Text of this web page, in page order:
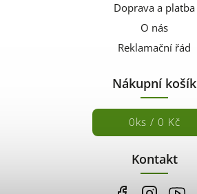
Doprava a platba
O nás
Reklamační řád
Nákupní košík
0ks / 0 Kč
Kontakt